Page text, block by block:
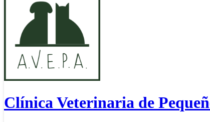
Clínica Veterinaria de